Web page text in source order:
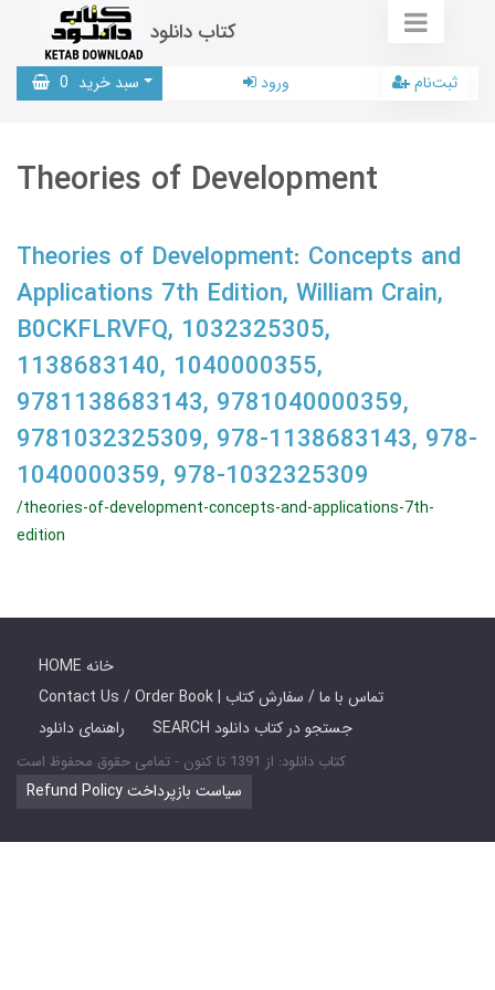
کتاب دانلود
سبد خرید 0 ورود ثبت‌نام
Theories of Development
Theories of Development: Concepts and
Applications 7th Edition, William Crain,
B0CKFLRVFQ, 1032325305,
1138683140, 1040000355,
9781138683143, 9781040000359,
9781032325309, 978-1138683143, 978-
1040000359, 978-1032325309
/theories-of-development-concepts-and-applications-7th-
edition
HOME خانه
Contact Us / Order Book | تماس با ما / سفارش کتاب
راهنمای دانلود
SEARCH جستجو در کتاب دانلود
کتاب دانلود: از 1391 تا کنون - تمامی حقوق محفوظ است
Refund Policy سیاست بازپرداخت